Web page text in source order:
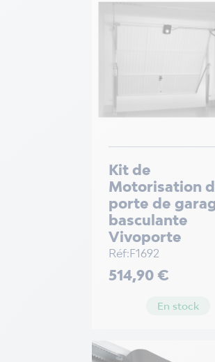
Kit de
Motorisation
porte de
basculante
Vivoporte
Réf:F1692
Prix
514,90 €
En stock